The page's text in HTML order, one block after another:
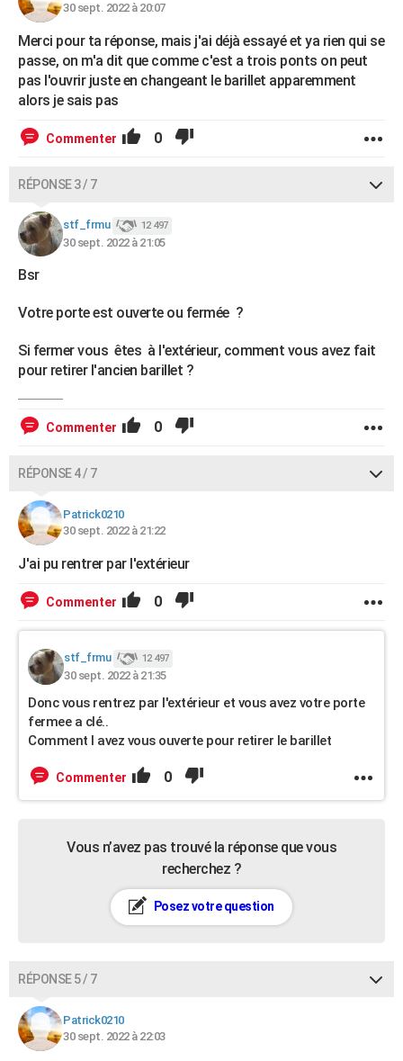
30 sept. 2022 à 20:07
Merci pour ta réponse, mais j'ai déjà essayé et ya rien qui se
passe, on m'a dit que comme c'est a trois ponts on peut
pas l'ouvrir juste en changeant le barillet apparemment
alors je sais pas
Commenter 0
RÉPONSE 3 / 7
stf_frmu 12 497
30 sept. 2022 à 21:05
Bsr
Votre porte est ouverte ou fermée ?
Si fermer vous êtes à l'extérieur, comment vous avez fait
pour retirer l'ancien barillet ?
Commenter 0
RÉPONSE 4 / 7
Patrick0210
30 sept. 2022 à 21:22
J'ai pu rentrer par l'extérieur
Commenter 0
stf_frmu 12 497
30 sept. 2022 à 21:35
Donc vous rentrez par l'extérieur et vous avez votre porte
fermee a clé..
Comment l avez vous ouverte pour retirer le barillet
Commenter 0
Vous n’avez pas trouvé la réponse que vous
recherchez ?
Posez votre question
RÉPONSE 5 / 7
Patrick0210
30 sept. 2022 à 22:03